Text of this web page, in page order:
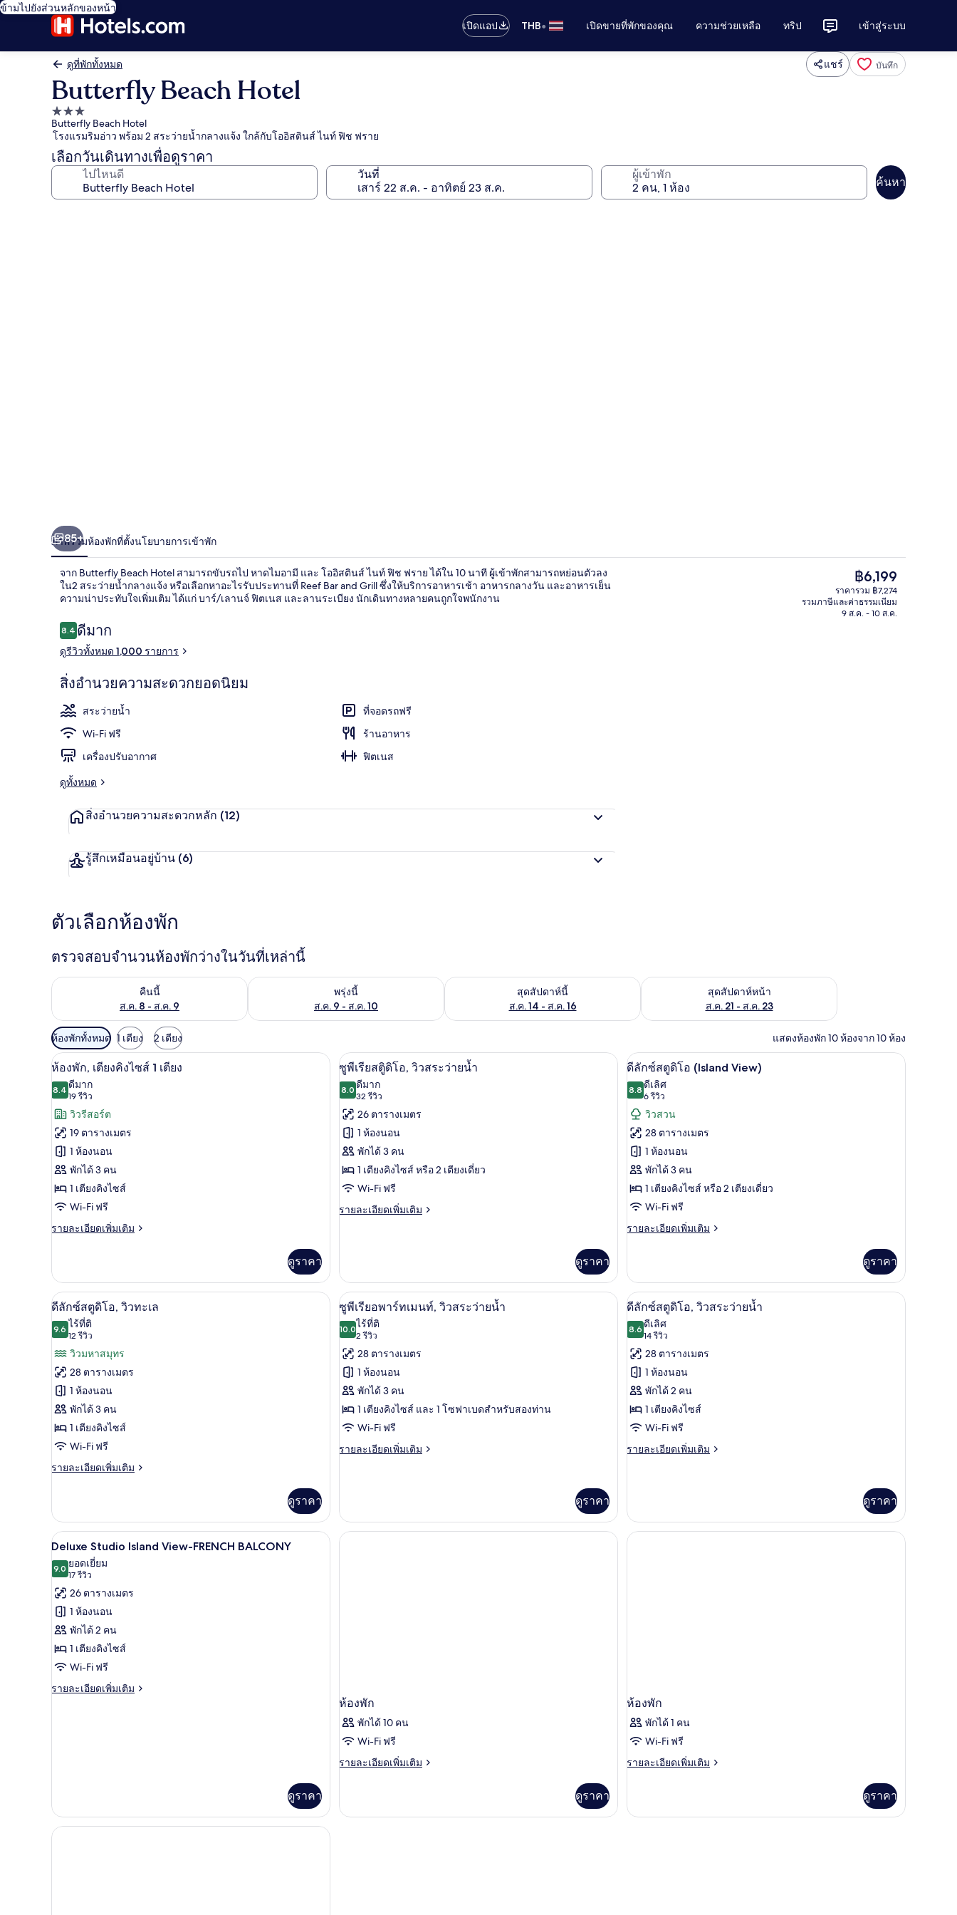
ข้ามไปยังส่วนหลักของหน้า
เปิดแอป
THB• เปิดขายที่พักของคุณ ความช่วยเหลือ ทริป เข้าสู่ระบบ
ดูที่พักทั้งหมด แชร์ บันทึก
Butterfly Beach Hotel
ที่พัก
3.0
ดาว
Butterfly Beach Hotel
โรงแรมริมอ่าว พร้อม 2 สระว่ายน้ำกลางแจ้ง ใกล้กับโออิสตินส์ ไนท์ ฟิช ฟราย
เลือกวันเดินทางเพื่อดูราคา
ไปไหนดี วันที่ ผู้เข้าพัก
ค้นหา
วิวจากที่พัก
85+
ภาพรวมห้องพักที่ตั้งนโยบายการเข้าพัก
จาก Butterfly Beach Hotel สามารถขับรถไป หาดไมอามี และ โออิสตินส์ ไนท์ ฟิช ฟราย ได้ใน 10 นาที ผู้เข้าพักสามารถหย่อนตัวลง
ใน2 สระว่ายน้ำกลางแจ้ง หรือเลือกหาอะไรรับประทานที่ Reef Bar and Grill ซึ่งให้บริการอาหารเช้า อาหารกลางวัน และอาหารเย็น
ความน่าประทับใจเพิ่มเติม ได้แก่ บาร์/เลานจ์ ฟิตเนส และลานระเบียง นักเดินทางหลายคนถูกใจพนักงาน
รีวิว
8.48.4 จาก 10
ดีมาก
ดูรีวิวทั้งหมด 1,000 รายการ
สิ่งอำนวยความสะดวกยอดนิยม
สระว่ายน้ำ
ที่จอดรถฟรี
Wi-Fi ฟรี
ร้านอาหาร
เครื่องปรับอากาศ
ฟิตเนส
ดูทั้งหมด
สิ่งอำนวยความสะดวกหลัก (12)
รู้สึกเหมือนอยู่บ้าน (6)
ราคา
ปัจจุบัน
฿6,199
฿6,199
ราคารวม ฿7,274
รวมภาษีและค่าธรรมเนียม
9 ส.ค. - 10 ส.ค.
ตัวเลือกห้องพัก
ตรวจสอบจำนวนห้องพักว่างในวันที่เหล่านี้
คืนนี้
ส.ค. 8 - ส.ค. 9
ตรวจสอบจำนวนห้องพักว่างในคืนนี้ ส.ค. 8 - ส.ค. 9
พรุ่งนี้
ส.ค. 9 - ส.ค. 10
ตรวจสอบจำนวนห้องพักว่างในพรุ่งนี้ ส.ค. 9 - ส.ค. 10
สุดสัปดาห์นี้
ส.ค. 14 - ส.ค. 16
ตรวจสอบจำนวนห้องพักว่างในสุดสัปดาห์นี้ ส.ค. 14 - ส.ค. 16สุดสัปดาห์หน้า
ส.ค. 21 - ส.ค. 23
ตรวจสอบจำนวนห้องพักว่างในสุดสัปดาห์หน้า ส.ค. 21 - ส.ค. 23
ตัว
กรอง
ที่
มี
ให้
สำหรับ
ห้อง
พัก
ห้องพักทั้งหมด 1 เตียง 2 เตียง แสดงห้องพัก 10 ห้องจาก 10 ห้อง
เปิด
ภาพถ่าย
ทั้งหมด
ของ
ห้อง
พัก,
เตียง
คิง
ไซส์
ห้องพัก, เตียงคิงไซส์ 1 เตียง | ตู้นิรภัยในห้องพัก, โต๊ะทำงาน, พื้นที่ทำงานแบบใช้แล็ปท็อป, ผ้าม่านกันแสง
8
ห้องพัก, เตียงคิงไซส์ 1 เตียง
8.48.4 จาก 10
ดีมาก
19 รีวิว
(19
รีวิว)
วิวรีสอร์ต
19 ตารางเมตร
1 ห้องนอน
พักได้ 3 คน
1 เตียงคิงไซส์
Wi-Fi ฟรี
รายละเอียดเพิ่มเติม
ราย
เกี่ยว
กับ
ห้อง
เตียง
ไซส์
เตียง
ดูราคา
เปิด
ภาพถ่าย
ทั้งหมด
ของ
ซู
พี
เรีย
สตูิ
ว่าย
น้ำ
ซูพีเรียสตูิดิโอ, วิวสระว่ายน้ำ | ตู้นิรภัยในห้องพัก, โต๊ะทำงาน, พื้นที่ทำงานแบบใช้แล็ปท็อป, ผ้าม่านกันแสง
12
ซูพีเรียสตูิดิโอ, วิวสระว่ายน้ำ
8.08.0 จาก 10
ดีมาก
32 รีวิว
(32
รีวิว)
26 ตารางเมตร
1 ห้องนอน
พักได้ 3 คน
1 เตียงคิงไซส์ หรือ 2 เตียงเดี่ยว
Wi-Fi ฟรี
รายละเอียดเพิ่มเติม
ราย
กับ
ซู
พี
เรีย
สตูิ
ดิ
โอ,
วิว
สระ
ว่าย
ดูราคา
เปิด
ภาพถ่าย
ทั้งหมด
ของ
ดี
ลัก
ซ์
สตู
ดิโอ
ตู้นิรภัยในห้องพัก, โต๊ะทำงาน, พื้นที่ทำงานแบ
8
ดีลักซ์สตูดิโอ (Island View)
8.88.8 จาก 10
ดีเลิศ
6 รีวิว
(6
รีวิว)
วิวสวน
28 ตารางเมตร
1 ห้องนอน
พักได้ 3 คน
1 เตียงคิงไซส์ หรือ 2 เตียงเดี่ยว
Wi-Fi ฟรี
รายละเอียดเพิ่มเติม
ราย
เกี่ยว
กับ
ดี
ซ์
ดิ
โอ
(Island
View)
ดูราคา
เปิด
ภาพถ่าย
ทั้งหมด
ของ
ดี
ลัก
ซ์
สตู
ดิโอ,
ตู้นิรภัยในห้องพัก, โต๊ะทำงาน, พื้นที่ทำงานแบบใช้แล็ปท็อป, ผ้าม่านกันแสง
9
ดีลักซ์สตูดิโอ, วิวทะเล
9.69.6 จาก 10
ไร้ที่ติ
12 รีวิว
(12
รีวิว)
วิวมหาสมุทร
28 ตารางเมตร
1 ห้องนอน
พักได้ 3 คน
1 เตียงคิงไซส์
Wi-Fi ฟรี
รายละเอียดเพิ่มเติม
ราย
เกี่ยว
กับ
ดี
ซ์
ดิ
โอ,
วิว
ทะเล
ดูราคา
เปิด
ภาพถ่าย
ทั้งหมด
ของ
ซู
พี
เรี
ยอ
นท์,
ตู้นิรภัยในห้องพัก, โต๊ะทำงาน, พื้นที่ทำงานแบบใช้แล็ปท็อป, ผ้าม่านกันแสง
6
ซูพีเรียอพาร์ทเมนท์, วิวสระว่ายน้ำ
10.010.0 จาก 10
ไร้ที่ติ
2 รีวิว
(2
รีวิว)
28 ตารางเมตร
1 ห้องนอน
พักได้ 3 คน
1 เตียงคิงไซส์ และ 1 โซฟาเบดสำหรับสองท่าน
Wi-Fi ฟรี
รายละเอียดเพิ่มเติม
ราย
กับ
ซู
พี
ดูราคา
เปิด
ภาพถ่าย
ทั้งหมด
ของ
ดี
ลัก
ซ์
สตู
ว่าย
ดีลักซ์สตูดิโอ, วิวสระว่ายน้ำ | ตู้นิรภัยในห้อง
11
ดีลักซ์สตูดิโอ, วิวสระว่ายน้ำ
8.68.6 จาก 10
ดีเลิศ
14 รีวิว
(14
รีวิว)
28 ตารางเมตร
1 ห้องนอน
พักได้ 2 คน
1 เตียงคิงไซส์
Wi-Fi ฟรี
รายละเอียดเพิ่มเติม
ราย
กับ
ลัก
ดูราคา
เปิด
ภาพถ่าย
ทั้งหมด
ของ
Deluxe
Studio
Island
View-
FRENCH
Deluxe Studio Island View-FRENCH BALCONY | ตู้นิรภัยในห้องพัก, โต๊ะทำงาน, พื้นที่ทำงานแบบใช้แล็ปท็อป, ผ้าม่านกันแสง
6
Deluxe Studio Island View-FRENCH BALCONY
9.09.0 จาก 10
ยอดเยี่ยม
17 รีวิว
(17
รีวิว)
26 ตารางเมตร
1 ห้องนอน
พักได้ 2 คน
1 เตียงคิงไซส์
Wi-Fi ฟรี
รายละเอียดเพิ่มเติม
ราย
FRENCH
BALCONY
ดูราคา
ห้องพัก
พักได้ 10 คน
Wi-Fi ฟรี
รายละเอียดเพิ่มเติม
ราย
เกี่ยว
ดูราคา
ห้องพัก
พักได้ 1 คน
Wi-Fi ฟรี
รายละเอียดเพิ่มเติม
ราย
เกี่ยว
ดูราคา